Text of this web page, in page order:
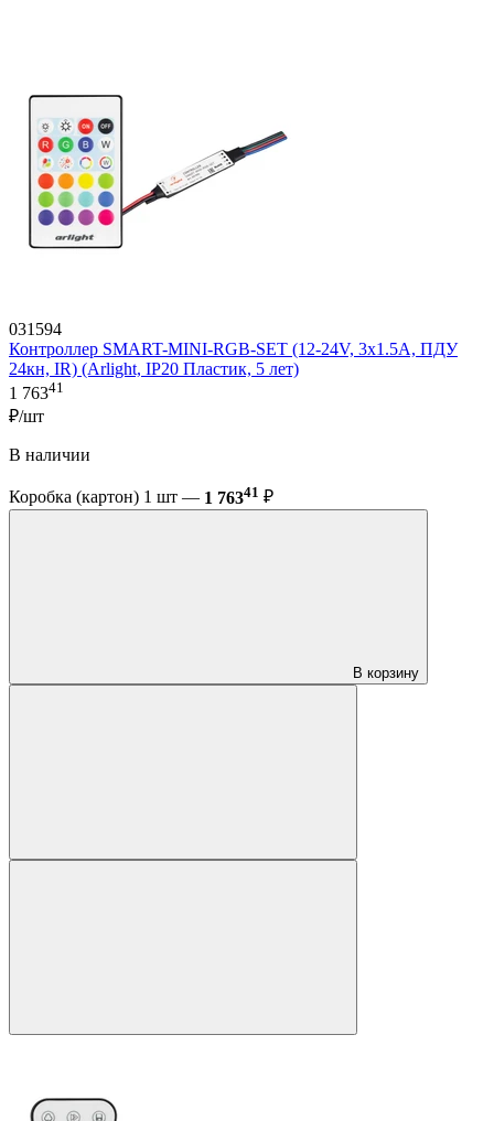
031594
Контроллер SMART-MINI-RGB-SET (12-24V, 3x1.5A, ПДУ
24кн, IR) (Arlight, IP20 Пластик, 5 лет)
1 76341
₽/шт
В наличии
Коробка (картон) 1 шт — 1 76341 ₽
В корзину